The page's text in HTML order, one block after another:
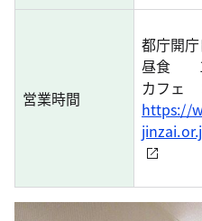
営業時間
都庁開庁
昼食
カフェ
https://